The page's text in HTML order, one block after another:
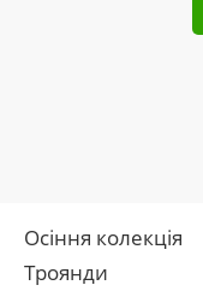
Осіння колекція
Троянди